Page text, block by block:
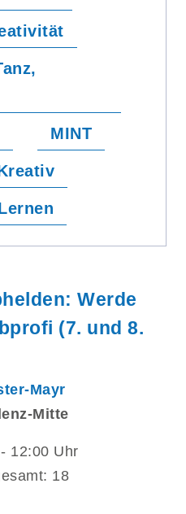
MINT
Werde
(7. und 8.
Mayr
Mitte
12:00 Uhr
18